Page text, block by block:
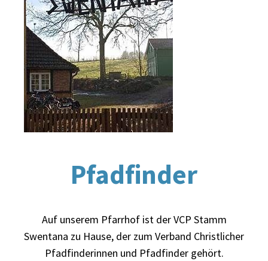
Pfadfinder
Auf unserem Pfarrhof ist der VCP Stamm
Swentana zu Hause, der zum Verband Christlicher
Pfadfinderinnen und Pfadfinder gehört.